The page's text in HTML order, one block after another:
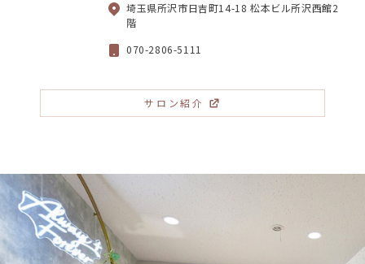
埼玉県所沢市日吉町14-18 松本ビル所沢西館2
階
070-2806-5111
サロン紹介